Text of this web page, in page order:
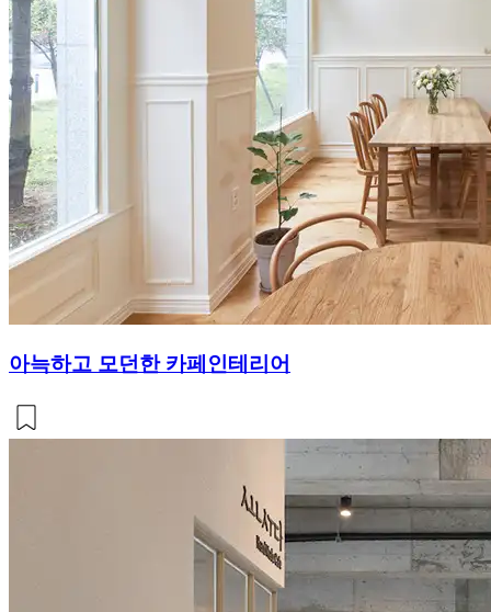
아늑하고 모던한 카페인테리어